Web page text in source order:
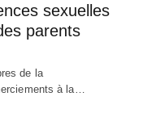
sexuelles
parents
de la
à la…